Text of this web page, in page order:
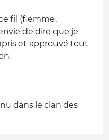
fil (flemme,
de dire que je
et approuvé tout
dans le clan des